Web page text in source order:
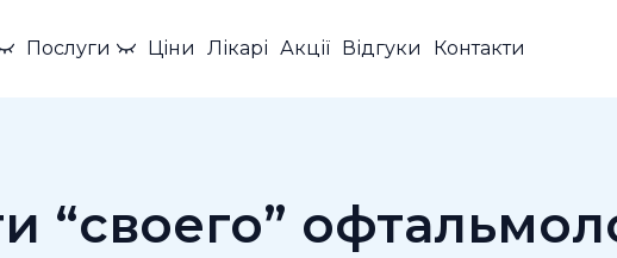
Послуги Ціни Лікарі Акції Відгуки Контакти
“своего”